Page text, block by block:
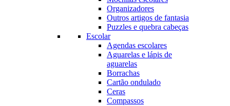
Organizadores
Outros artigos de fantasia
Puzzles e quebra cabeças
Escolar
Agendas escolares
Aguarelas e lápis de
aguarelas
Borrachas
Cartão ondulado
Ceras
Compassos